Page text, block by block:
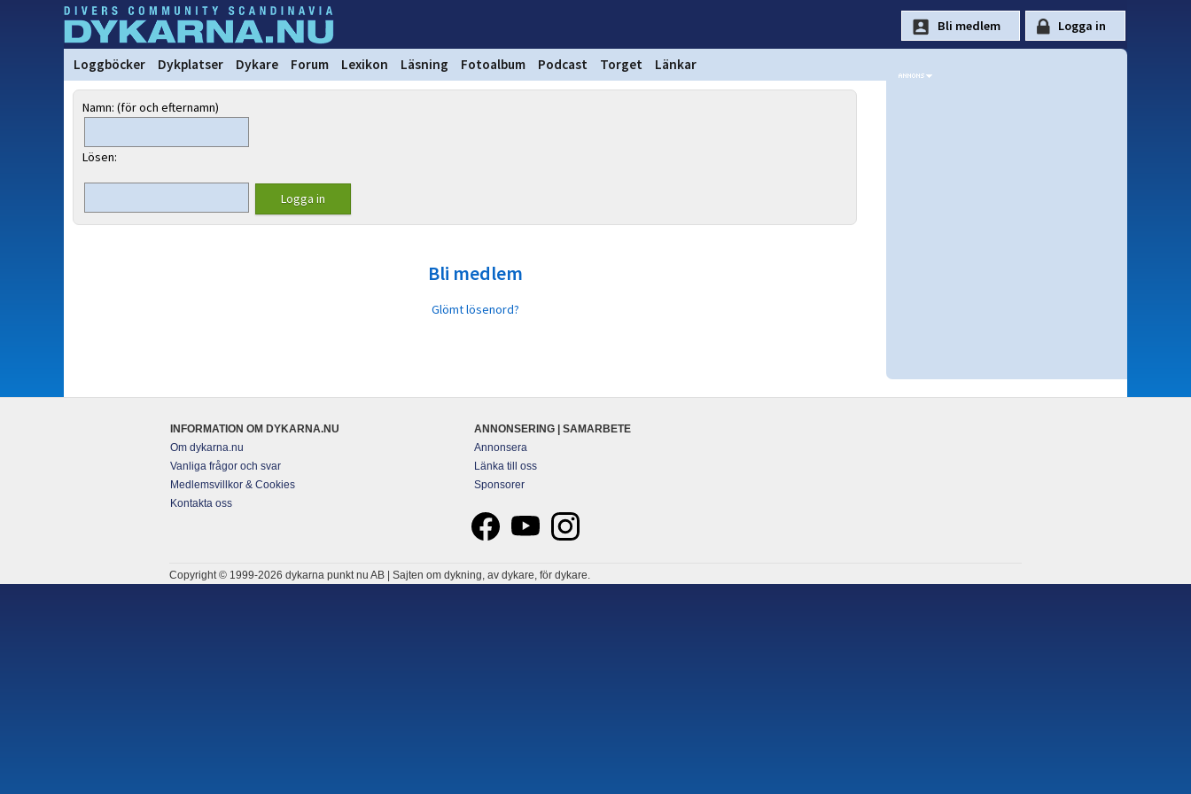
Loggböcker Dykplatser Dykare Forum Lexikon Läsning Fotoalbum Podcast Torget Länkar
Namn: (för och efternamn)
Lösen:
Bli medlem
Glömt lösenord?
INFORMATION OM DYKARNA.NU
Om dykarna.nu
Vanliga frågor och svar
Medlemsvillkor & Cookies
Kontakta oss
ANNONSERING | SAMARBETE
Annonsera
Länka till oss
Sponsorer
Copyright © 1999-2026 dykarna punkt nu AB | Sajten om dykning, av dykare, för dykare.